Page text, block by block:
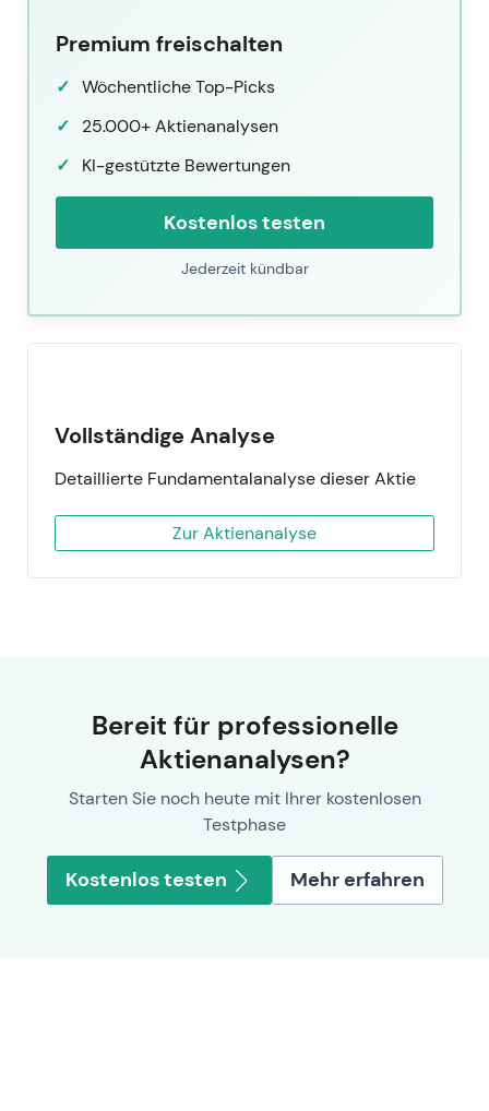
Premium freischalten
Wöchentliche Top-Picks
25.000+ Aktienanalysen
KI-gestützte Bewertungen
Kostenlos testen
Jederzeit kündbar
Vollständige Analyse
Detaillierte Fundamentalanalyse dieser Aktie
Zur Aktienanalyse
Bereit für professionelle
Aktienanalysen?
Starten Sie noch heute mit Ihrer kostenlosen
Testphase
Kostenlos testen Mehr erfahren